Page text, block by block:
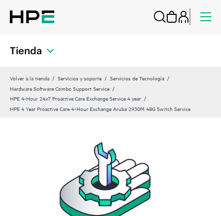
Tienda
Volver a la tienda Servicios y soporte
Servicios de Tecnología
Hardware Software Combo Support Service
HPE 4-Hour 24x7 Proactive Care Exchange Service 4 year
HPE 4 Year Proactive Care 4‑Hour Exchange Aruba 2930M 48G Switch Service